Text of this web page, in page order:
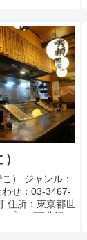
） ジャンル：
せ：03-3467-
住所：東京都世
プラザ下北沢